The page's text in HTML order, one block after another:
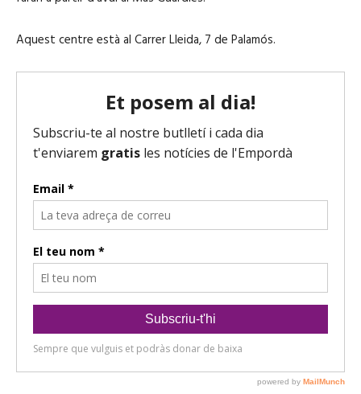
Aquest centre està al Carrer Lleida, 7 de Palamós.